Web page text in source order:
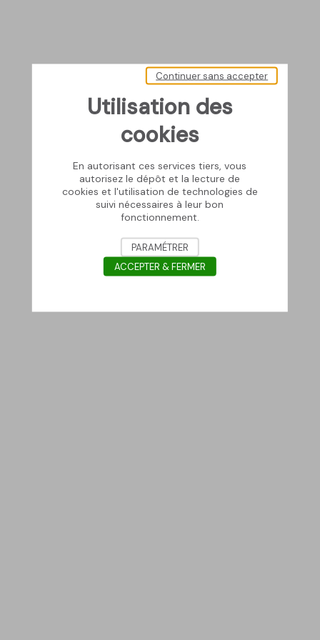
Utilisation des
cookies
En autorisant ces services tiers, vous
autorisez le dépôt et la lecture de
cookies et l'utilisation de technologies de
suivi nécessaires à leur bon
fonctionnement.
Continuer sans accepter
PARAMÉTRER
ACCEPTER & FERMER